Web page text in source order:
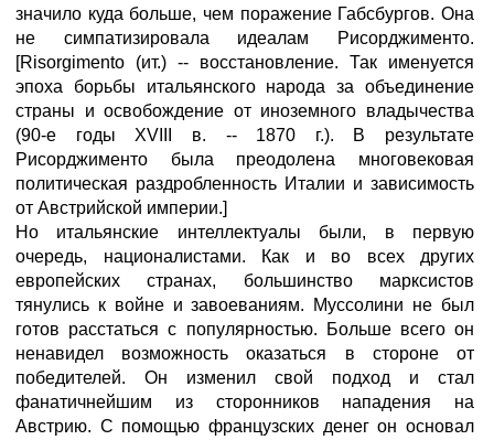
значило куда больше, чем поражение Габсбургов. Она
не симпатизировала идеалам Рисорджименто.
[Risorgimento (ит.) -- восстановление. Так именуется
эпоха борьбы итальянского народа за объединение
страны и освобождение от иноземного владычества
(90-е годы XVIII в. -- 1870 г.). В результате
Рисорджименто была преодолена многовековая
политическая раздробленность Италии и зависимость
от Австрийской империи.]
Но итальянские интеллектуалы были, в первую
очередь, националистами. Как и во всех других
европейских странах, большинство марксистов
тянулись к войне и завоеваниям. Муссолини не был
готов расстаться с популярностью. Больше всего он
ненавидел возможность оказаться в стороне от
победителей. Он изменил свой подход и стал
фанатичнейшим из сторонников нападения на
Австрию. С помощью французских денег он основал